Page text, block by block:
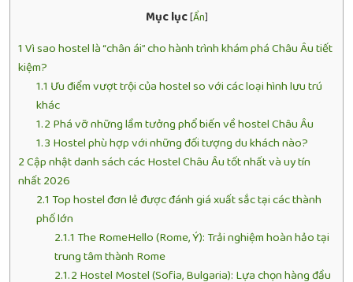
Mục lục[Ẩn]
1 Vì sao hostel là “chân ái” cho hành trình khám phá Châu Âu tiết
kiệm?
1.1 Ưu điểm vượt trội của hostel so với các loại hình lưu trú
khác
1.2 Phá vỡ những lầm tưởng phổ biến về hostel Châu Âu
1.3 Hostel phù hợp với những đối tượng du khách nào?
2Cập nhật danh sách các Hostel Châu Âu tốt nhất và uy tín
nhất 2026
2.1 Top hostel đơn lẻ được đánh giá xuất sắc tại các thành
phố lớn
2.1.1 The RomeHello (Rome, Ý): Trải nghiệm hoàn hảo tại
trung tâm thành Rome
2.1.2 Hostel Mostel (Sofia, Bulgaria): Lựa chọn hàng đầu